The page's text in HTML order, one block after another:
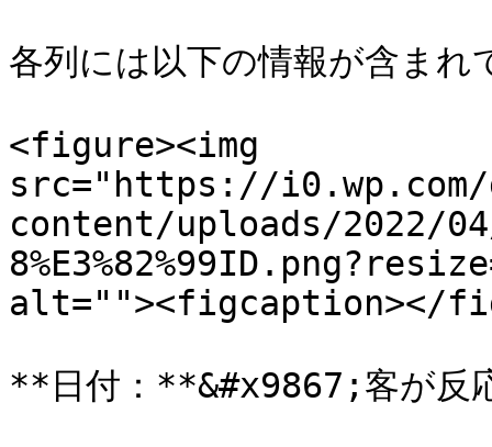
各列には以下の情報が含まれ
<figure><img
src="https://
content/uploads/2022/04/
alt=""><figcaption></
**日付：**&#x9867;客が反